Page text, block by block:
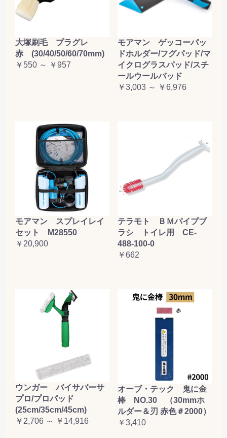
カートへ進む
大塚刷毛 プラグレ
赤 (30/40/50/60/70mm)
￥550 ～ ￥957
モアマン ゲッコーパッ
ドホルダー/フグパッド/マ
イクログラスパッド/スチ
ールウールバッド
￥3,003 ～ ￥6,976
モアマン スプレイレイ
セット M28550
￥20,900
テラモト ＢＭパイプブ
ラシ トイレ用 CE-
488-100-0
￥662
ウンガー バイサバーサ
プロ/プロパッド
(25cm/35cm/45cm)
￥2,706 ～ ￥14,916
オーブ・テック 鬼に金
棒 NO.30 （30mmホ
ルダー＆刃 赤色＃2000）
￥3,410